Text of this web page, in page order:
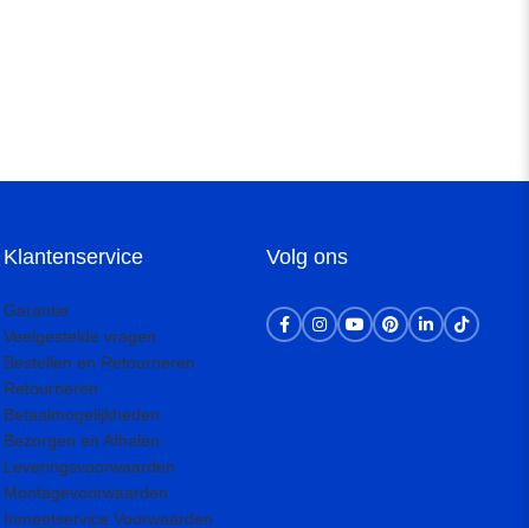
Klantenservice
Garantie
Veelgestelde vragen
Bestellen en Retourneren
Retourneren
Betaalmogelijkheden
Bezorgen en Afhalen
Leveringsvoorwaarden
Montagevoorwaarden
Inmeetservice Voorwaarden
Volg ons